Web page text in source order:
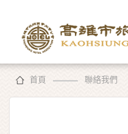
首頁 聯絡我們